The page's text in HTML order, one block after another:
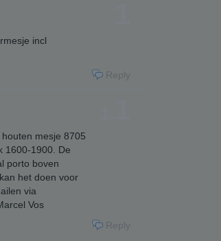
incl
Reply
mesje 8705
1600-1900. De
porto boven
het doen voor
via
Vos
Reply